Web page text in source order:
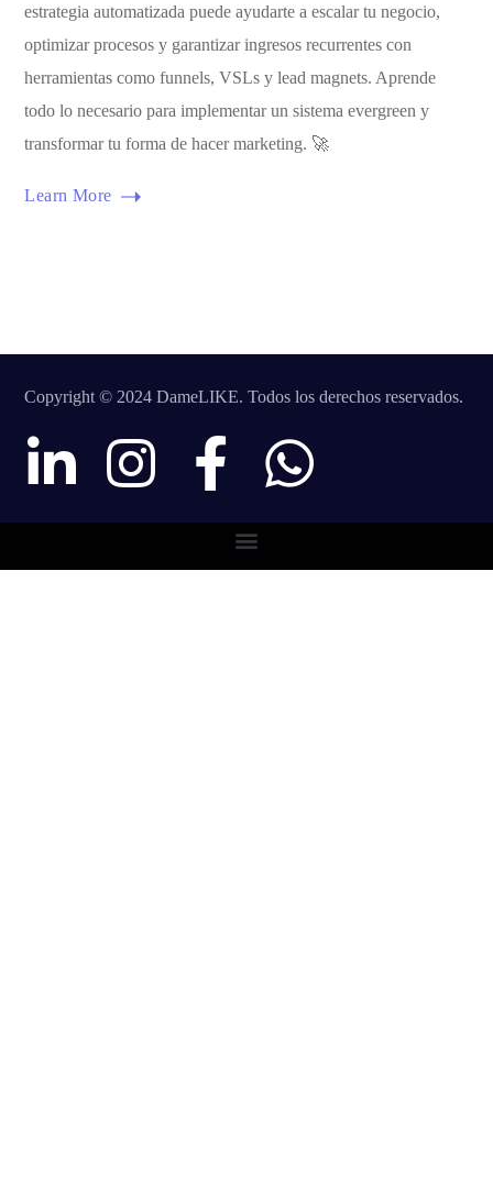
estrategia automatizada puede ayudarte a escalar tu negocio,
optimizar procesos y garantizar ingresos recurrentes con
herramientas como funnels, VSLs y lead magnets. Aprende
todo lo necesario para implementar un sistema evergreen y
transformar tu forma de hacer marketing. 🚀
Learn More
Copyright © 2024 DameLIKE. Todos los derechos reservados.